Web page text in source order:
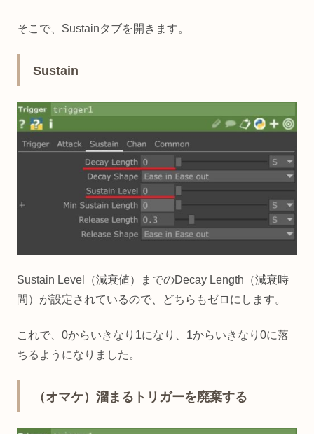
そこで、Sustainタブを開きます。
Sustain
Sustain Level（減衰値）までのDecay Length（減衰時
間）が設定されているので、どちらもゼロにします。
これで、0からいきなり1になり、1からいきなり0に落
ちるようになりました。
（オマケ）溜まるトリガーを廃棄する